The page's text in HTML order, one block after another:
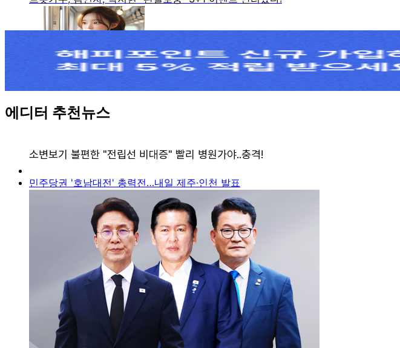
에디터 추천뉴스
민주당권 '호남대전' 총력전…내일 제주·인천 발표